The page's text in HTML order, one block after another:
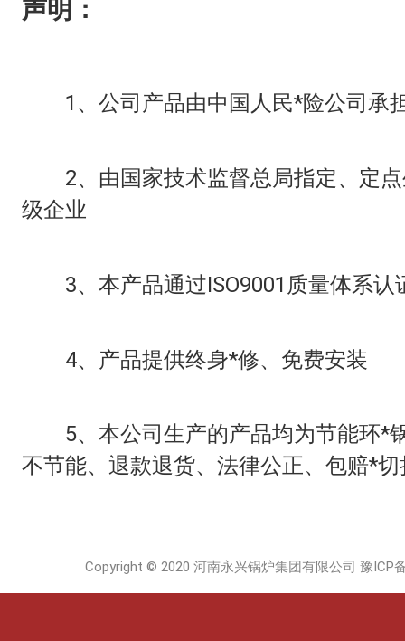
声明：
1、公司产品由中国人民*险公司承
2、由国家技术监督总局指定、定点
级企业
3、本产品通过ISO9001质量体系认
4、产品提供终身*修、免费安装
5、本公司生产的产品均为节能环*
不节能、退款退货、法律公正、包赔*切
Copyright © 2020 河南永兴锅炉集团有限公司 豫ICP